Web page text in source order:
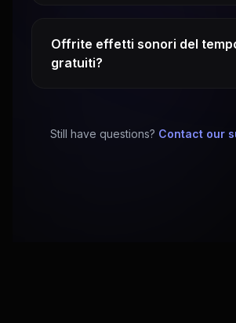
Offrite effetti sonori del
gratuiti?
Still have questions? Contact our